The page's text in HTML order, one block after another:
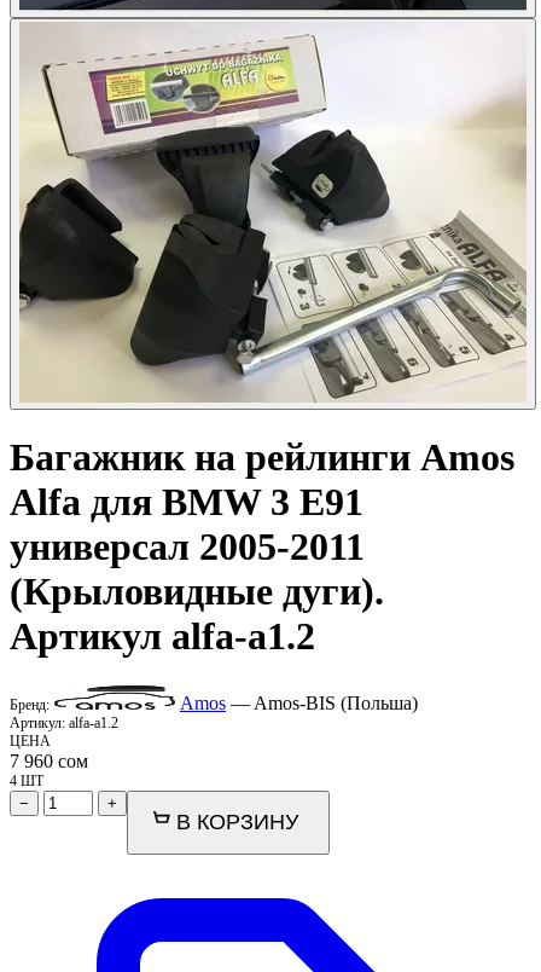
Багажник на рейлинги Amos
Alfa для BMW 3 E91
универсал 2005-2011
(Крыловидные дуги).
Артикул alfa-a1.2
Бренд: Amos — Amos-BIS (Польша)
Артикул: alfa-a1.2
ЦЕНА
7 960 сом
4 ШТ
− +
В КОРЗИНУ